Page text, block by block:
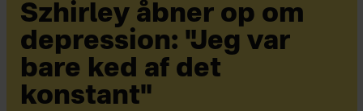
Szhirley åbner op om
depression: "Jeg var
bare ked af det
konstant"